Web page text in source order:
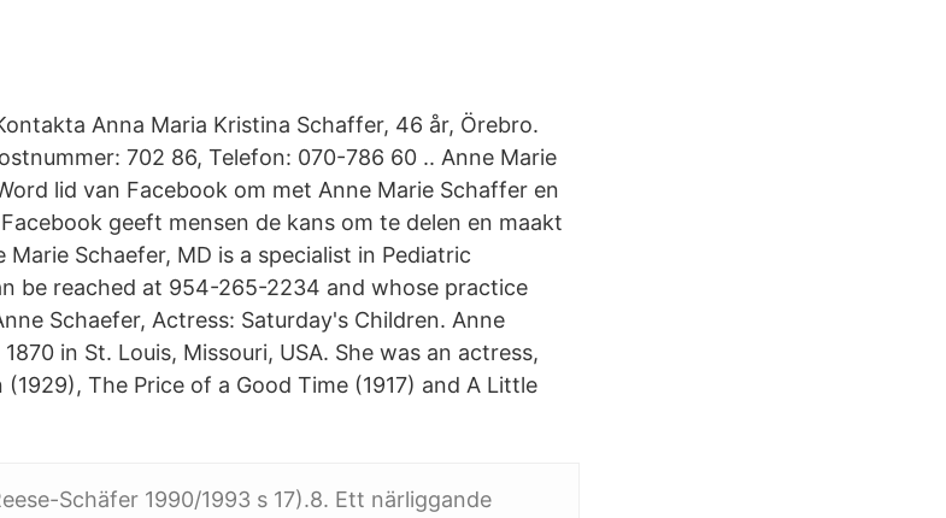
Anna Maria Kristina Schaffer, 46 år, Örebro.
702 86, Telefon: 070-786 60 .. Anne Marie
lid van Facebook om met Anne Marie Schaffer en
geeft mensen de kans om te delen en maakt
Schaefer, MD is a specialist in Pediatric
be reached at 954-265-2234 and whose practice
Schaefer, Actress: Saturday's Children. Anne
in St. Louis, Missouri, USA. She was an actress,
The Price of a Good Time (1917) and A Little
Schäfer 1990/​1993 s 17).8. Ett närliggande